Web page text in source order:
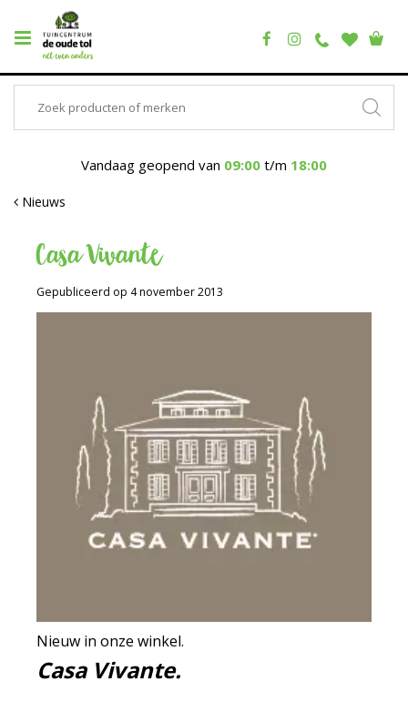
Vandaag geopend van 09:00 t/m 18:00
Nieuws
Casa Vivante
Gepubliceerd op 4 november 2013
Nieuw in onze winkel.
Casa Vivante.